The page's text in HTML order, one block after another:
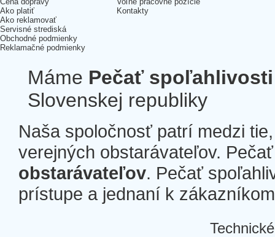
Ako platiť
Ako reklamovať
Servisné strediská
Obchodné podmienky
Reklamačné podmienky
Kontakty
Máme Pečať spoľahlivosti
Slovenskej republiky
Naša spoločnosť patrí medzi
verejných obstarávateľov.
obstarávateľov. Pečať
prístupe a jednaní k